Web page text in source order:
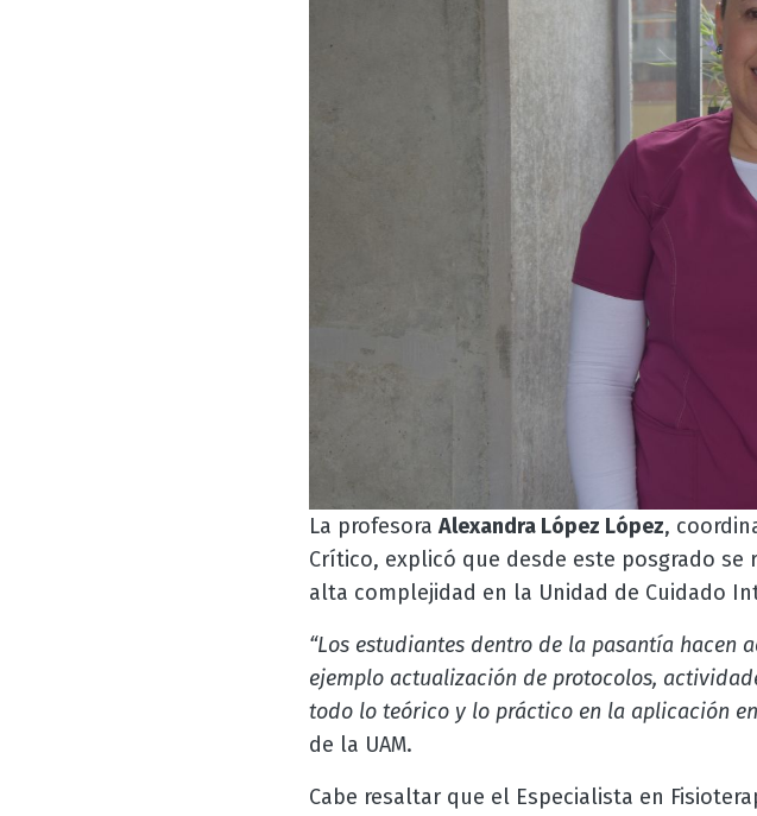
La profesora Alexandra López López,
Crítico, explicó que desde este posgrado se
alta complejidad en la Unidad de Cuidado
“Los estudiantes dentro de la pasantía
ejemplo actualización de protocolos,
todo lo teórico y lo práctico en la aplicación
de la UAM.
Cabe resaltar que el Especialista en